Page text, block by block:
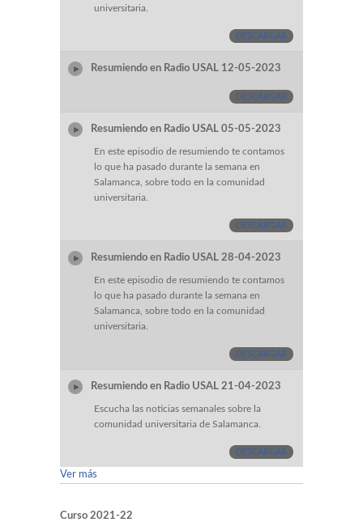
universitaria.
DESCARGAR
Resumiendo en Radio USAL 12-05-2023
DESCARGAR
Resumiendo en Radio USAL 05-05-2023
En este episodio de resumiendo te contamos
lo que ha pasado durante la semana en
Salamanca, sobre todo en la comunidad
universitaria.
DESCARGAR
Resumiendo en Radio USAL 28-04-2023
En este episodio de resumiendo te contamos
lo que ha pasado durante la semana en
Salamanca, sobre todo en la comunidad
universitaria.
DESCARGAR
Resumiendo en Radio USAL 21-04-2023
Escucha las noticias semanales sobre la
comunidad universitaria de Salamanca.
DESCARGAR
Ver más
Curso 2021-22